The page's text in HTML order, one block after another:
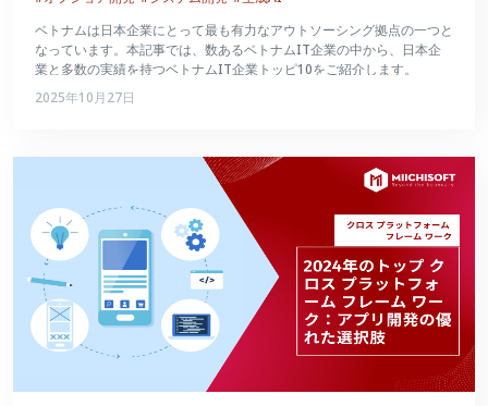
ベトナムは日本企業にとって最も有力なアウトソーシング拠点の一つと
なっています。本記事では、数あるベトナムIT企業の中から、日本企
業と多数の実績を持つベトナムIT企業トッピ10をご紹介します。
2025年10月27日